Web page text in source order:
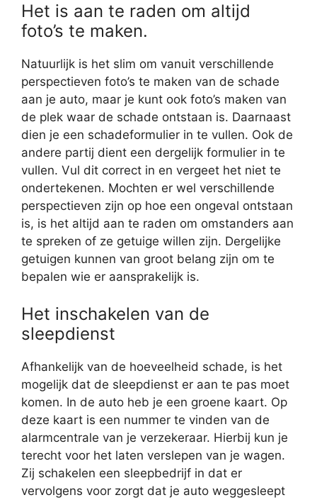
Het is aan te raden om altijd
foto’s te maken.
Natuurlijk is het slim om vanuit verschillende
perspectieven foto’s te maken van de schade
aan je auto, maar je kunt ook foto’s maken van
de plek waar de schade ontstaan is. Daarnaast
dien je een schadeformulier in te vullen. Ook de
andere partij dient een dergelijk formulier in te
vullen. Vul dit correct in en vergeet het niet te
ondertekenen. Mochten er wel verschillende
perspectieven zijn op hoe een ongeval ontstaan
is, is het altijd aan te raden om omstanders aan
te spreken of ze getuige willen zijn. Dergelijke
getuigen kunnen van groot belang zijn om te
bepalen wie er aansprakelijk is.
Het inschakelen van de
sleepdienst
Afhankelijk van de hoeveelheid schade, is het
mogelijk dat de sleepdienst er aan te pas moet
komen. In de auto heb je een groene kaart. Op
deze kaart is een nummer te vinden van de
alarmcentrale van je verzekeraar. Hierbij kun je
terecht voor het laten verslepen van je wagen.
Zij schakelen een sleepbedrijf in dat er
vervolgens voor zorgt dat je auto weggesleept